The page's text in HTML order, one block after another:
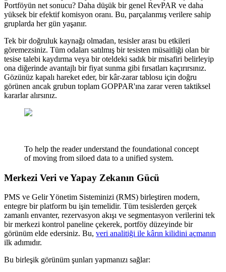
Portföyün net sonucu? Daha düşük bir genel RevPAR ve daha
yüksek bir efektif komisyon oranı. Bu, parçalanmış verilere sahip
gruplarda her gün yaşanır.
Tek bir doğruluk kaynağı olmadan, tesisler arası bu etkileri
göremezsiniz. Tüm odaları satılmış bir tesisten müsaitliği olan bir
tesise talebi kaydırma veya bir oteldeki sadık bir misafiri belirleyip
ona diğerinde avantajlı bir fiyat sunma gibi fırsatları kaçırırsınız.
Gözünüz kapalı hareket eder, bir kâr-zarar tablosu için doğru
görünen ancak grubun toplam GOPPAR'ına zarar veren taktiksel
kararlar alırsınız.
To help the reader understand the foundational concept
of moving from siloed data to a unified system.
Merkezi Veri ve Yapay Zekanın Gücü
PMS ve Gelir Yönetim Sisteminizi (RMS) birleştiren modern,
entegre bir platform bu işin temelidir. Tüm tesislerden gerçek
zamanlı envanter, rezervasyon akışı ve segmentasyon verilerini tek
bir merkezi kontrol paneline çekerek, portföy düzeyinde bir
görünüm elde edersiniz. Bu, veri analitiği ile kârın kilidini açmanın
ilk adımıdır.
Bu birleşik görünüm şunları yapmanızı sağlar: